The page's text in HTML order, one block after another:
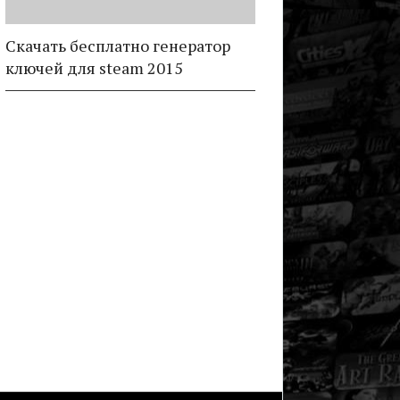
Скачать бесплатно генератор
ключей для steam 2015